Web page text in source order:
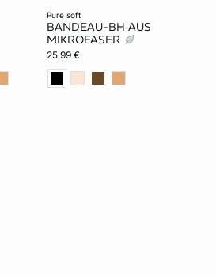
pure soft
BANDEAU-BH AUS
MIKROFASER
25,99 €